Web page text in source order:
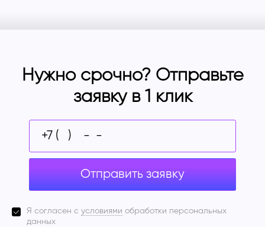
Нужно срочно? Отправьте
заявку в 1 клик
Отправить заявку
Я согласен с условиями обработки персональных
данных